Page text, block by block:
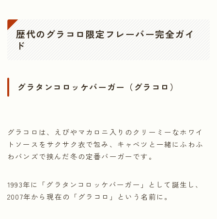
歴代のグラコロ限定フレーバー完全ガイ
ド
グラタンコロッケバーガー（グラコロ）
グラコロは、えびやマカロニ入りのクリーミーなホワイ
トソースをサクサク衣で包み、キャベツと一緒にふわふ
わバンズで挟んだ冬の定番バーガーです。
1993年に「グラタンコロッケバーガー」として誕生し、
2007年から現在の「グラコロ」という名前に。